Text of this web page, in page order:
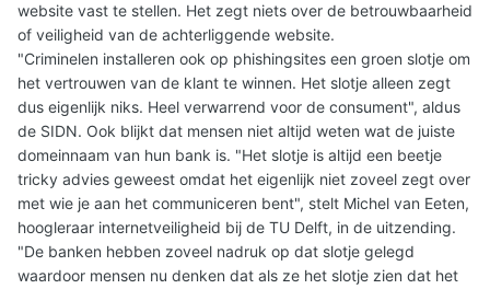
website vast te stellen. Het zegt niets over de betrouwbaarheid
of veiligheid van de achterliggende website.
"Criminelen installeren ook op phishingsites een groen slotje om
het vertrouwen van de klant te winnen. Het slotje alleen zegt
dus eigenlijk niks. Heel verwarrend voor de consument", aldus
de SIDN. Ook blijkt dat mensen niet altijd weten wat de juiste
domeinnaam van hun bank is. "Het slotje is altijd een beetje
tricky advies geweest omdat het eigenlijk niet zoveel zegt over
met wie je aan het communiceren bent", stelt Michel van Eeten,
hoogleraar internetveiligheid bij de TU Delft, in de uitzending.
"De banken hebben zoveel nadruk op dat slotje gelegd
waardoor mensen nu denken dat als ze het slotje zien dat het